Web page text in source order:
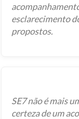
esclarecimento
propostos.
SE7 não é mais
certeza de um